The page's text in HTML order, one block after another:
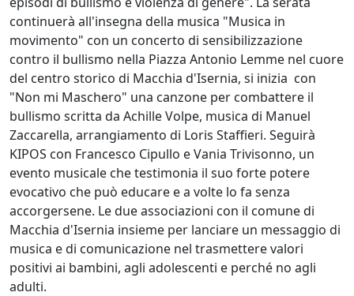
continuerà all'insegna della musica "Musica in
movimento" con un concerto di sensibilizzazione
contro il bullismo nella Piazza Antonio Lemme nel cuore
del centro storico di Macchia d'Isernia, si inizia con
"Non mi Maschero" una canzone per combattere il
bullismo scritta da Achille Volpe, musica di Manuel
Zaccarella, arrangiamento di Loris Staffieri. Seguirà
KIPOS con Francesco Cipullo e Vania Trivisonno, un
evento musicale che testimonia il suo forte potere
evocativo che può educare e a volte lo fa senza
accorgersene. Le due associazioni con il comune di
Macchia d'Isernia insieme per lanciare un messaggio di
musica e di comunicazione nel trasmettere valori
positivi ai bambini, agli adolescenti e perché no agli
adulti.